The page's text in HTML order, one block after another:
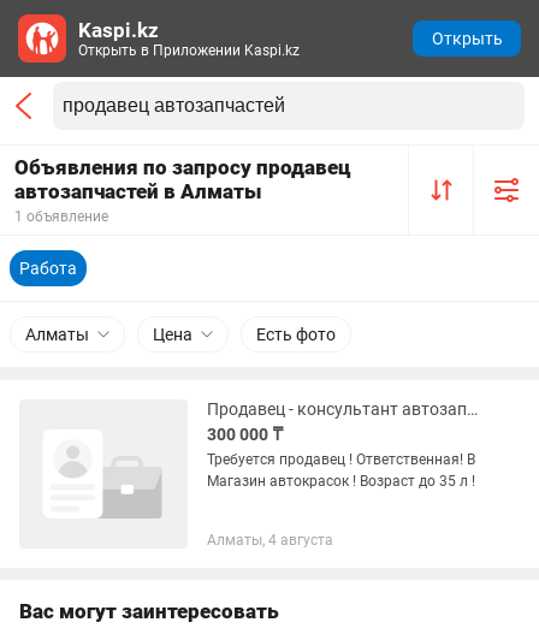
Объявления по запросу продавец
автозапчастей в Алматы
1 объявление
Работа
Алматы Цена Есть фото
Продавец - консультант автозапчастей
300 000 ₸
Требуется продавец ! Ответственная! В
Магазин автокрасок ! Возраст до 35 л !
Алматы, 4 августа
Вас могут заинтересовать
Kaspi.kz
Открыть в Приложении Kaspi.kz
Открыть